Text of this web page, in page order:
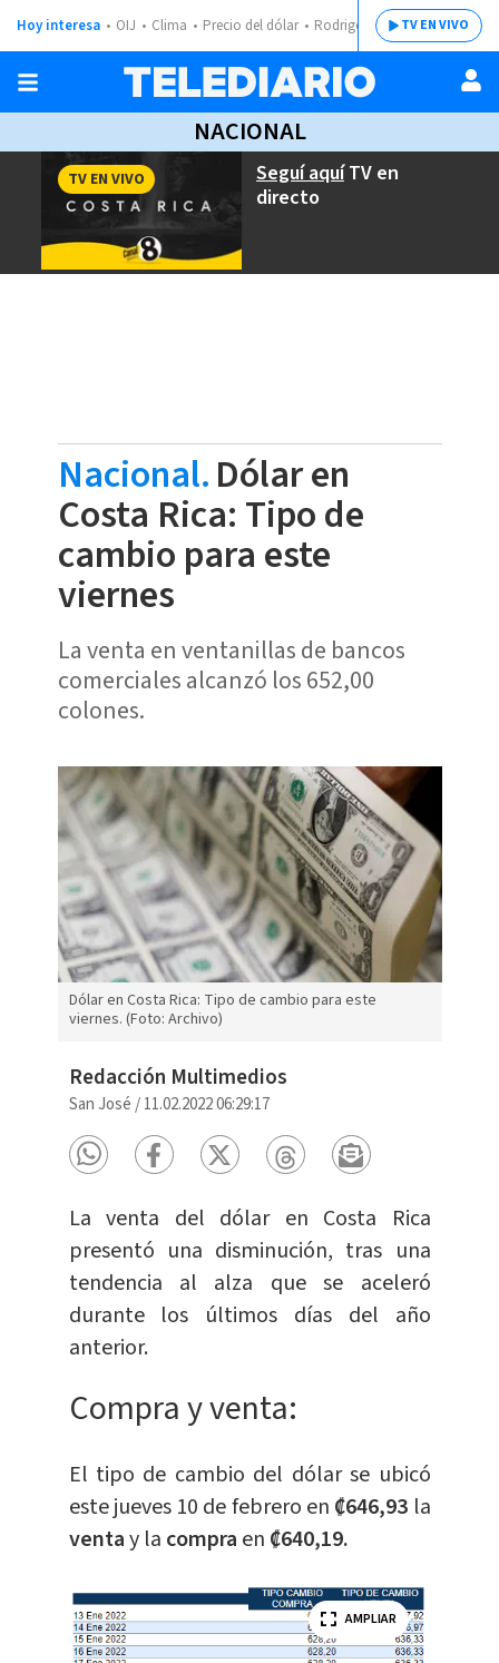
Hoy interesa OIJ Clima Precio del dólar Rodrigo ChavesTV EN VIVO
NACIONAL
Seguí aquíTV en
directo
TV EN VIVO
Nacional.Dólar en
Costa Rica: Tipo de
cambio para este
viernes
La venta en ventanillas de bancos
comerciales alcanzó los 652,00
colones.
Dólar en Costa Rica: Tipo de cambio para este
viernes. (Foto: Archivo)
Redacción Multimedios
San José /11.02.2022 06:29:17
La venta del dólar en Costa Rica
presentó una disminución, tras una
tendencia al alza que se aceleró
durante los últimos días del año
anterior.
Compra y venta:
El tipo de cambio del dólar se ubicó
este jueves 10 de febrero en ₡646,93 la
ventay la compra en ₡640,19.
AMPLIAR